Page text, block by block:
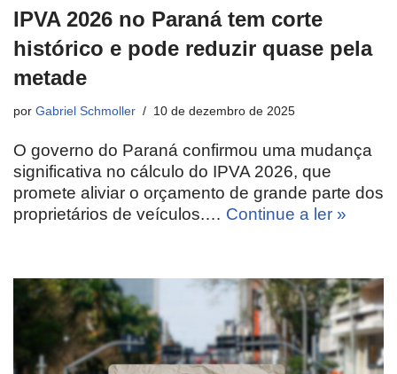
IPVA 2026 no Paraná tem corte
histórico e pode reduzir quase pela
metade
por Gabriel Schmoller 10 de dezembro de 2025
O governo do Paraná confirmou uma mudança
significativa no cálculo do IPVA 2026, que
promete aliviar o orçamento de grande parte dos
proprietários de veículos.… Continue a ler »